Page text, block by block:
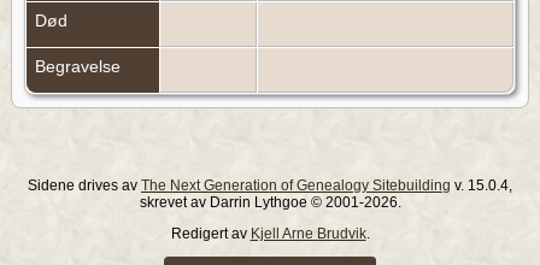
Død
Begravelse
Sidene drives av The Next Generation of Genealogy Sitebuilding v. 15.0.4,
skrevet av Darrin Lythgoe © 2001-2026.
Redigert av Kjell Arne Brudvik.